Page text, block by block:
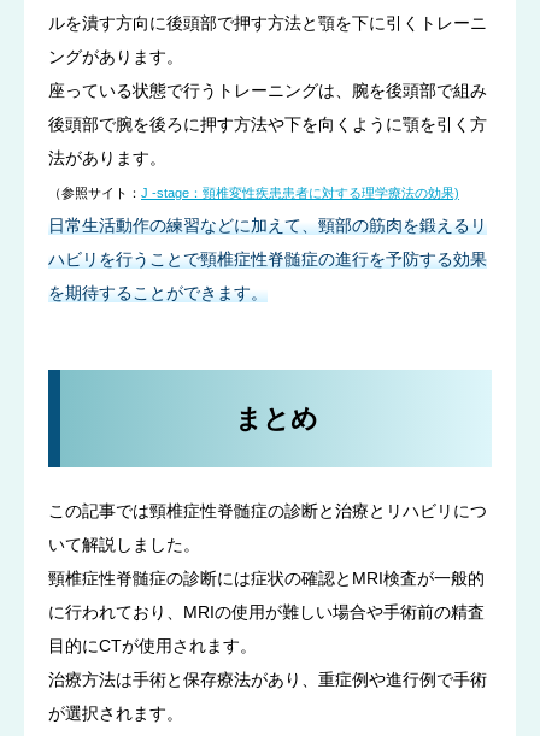
ルを潰す方向に後頭部で押す方法と顎を下に引くトレーニ
ングがあります。
座っている状態で行うトレーニングは、腕を後頭部で組み
後頭部で腕を後ろに押す方法や下を向くように顎を引く方
法があります。
（参照サイト： J -stage：頸椎変性疾患患者に対する理学療法の効果)
日常生活動作の練習などに加えて、頸部の筋肉を鍛えるリ
ハビリを行うことで頸椎症性脊髄症の進行を予防する効果
を期待することができます。
まとめ
この記事では頸椎症性脊髄症の診断と治療とリハビリにつ
いて解説しました。
頸椎症性脊髄症の診断には症状の確認とMRI検査が一般的
に行われており、MRIの使用が難しい場合や手術前の精査
目的にCTが使用されます。
治療方法は手術と保存療法があり、重症例や進行例で手術
が選択されます。